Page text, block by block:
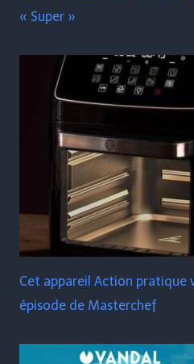
« Super »
Cet appareil Action
épisode de Masterchef